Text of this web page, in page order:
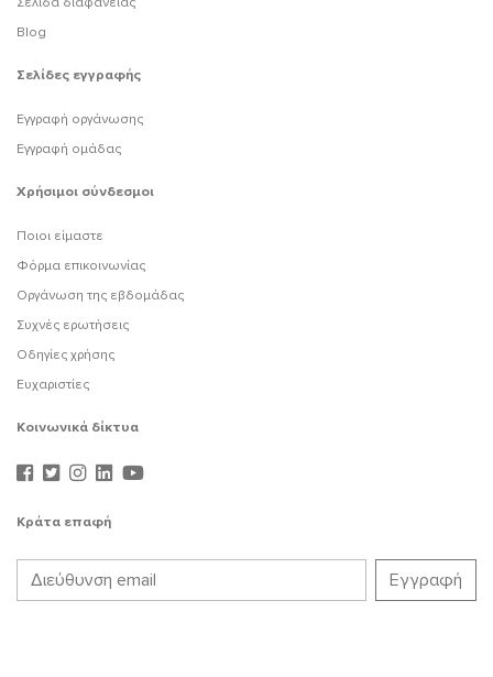
Blog
Σελίδες εγγραφής
Εγγραφή οργάνωσης
Εγγραφή ομάδας
Χρήσιμοι σύνδεσμοι
Ποιοι είμαστε
Φόρμα επικοινωνίας
Οργάνωση της εβδομάδας
Συχνές ερωτήσεις
Οδηγίες χρήσης
Ευχαριστίες
Κοινωνικά δίκτυα
Κράτα επαφή